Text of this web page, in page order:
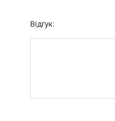
Відгук: